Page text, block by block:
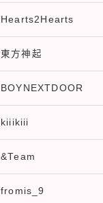
Hearts2Hearts
東方神起
BOYNEXTDOOR
kiiikiii
&Team
fromis_9